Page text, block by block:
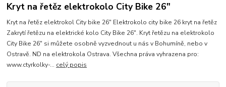
Kryt na řetěz elektrokolo City Bike 26"
Kryt na řetěz elektrokol City bike 26" Elektrokolo city bike 26 kryt na řetěz
Zakrytí řetězu na elektrické kolo City Bike 26". Kryt řetězu na elektrokolo
City Bike 26" si můžete osobně vyzvednout u nás v Bohumíně, nebo v
Ostravě. ND na elektrokola Ostrava. Všechna práva vyhrazena pro:
www.ctyrkolky-... celý popis